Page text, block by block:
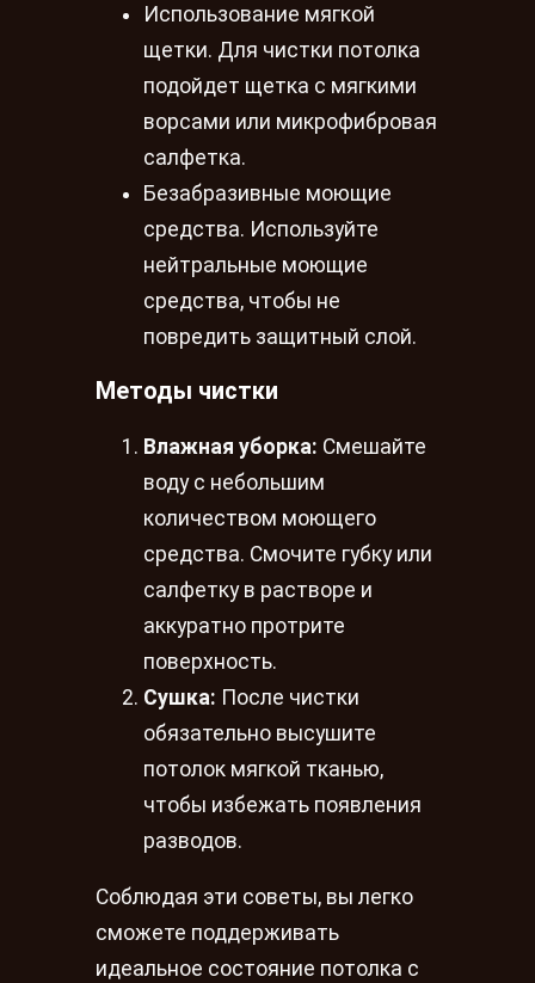
Использование мягкой
щетки. Для чистки потолка
подойдет щетка с мягкими
ворсами или микрофибровая
салфетка.
Безабразивные моющие
средства. Используйте
нейтральные моющие
средства, чтобы не
повредить защитный слой.
Методы чистки
Влажная уборка: Смешайте
воду с небольшим
количеством моющего
средства. Смочите губку или
салфетку в растворе и
аккуратно протрите
поверхность.
Сушка: После чистки
обязательно высушите
потолок мягкой тканью,
чтобы избежать появления
разводов.
Соблюдая эти советы, вы легко
сможете поддерживать
идеальное состояние потолка с